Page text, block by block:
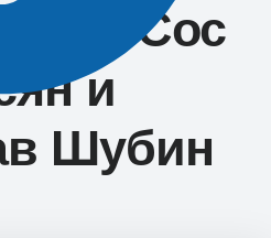
ГСС Сос
и
Шубин